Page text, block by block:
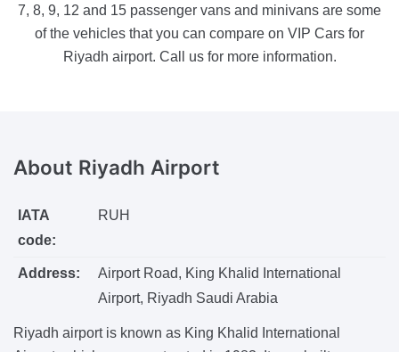
7, 8, 9, 12 and 15 passenger vans and minivans are some
of the vehicles that you can compare on VIP Cars for
Riyadh airport. Call us for more information.
About Riyadh Airport
IATA
code:
RUH
Address:
Airport Road, King Khalid International
Airport, Riyadh Saudi Arabia
Riyadh airport is known as King Khalid International